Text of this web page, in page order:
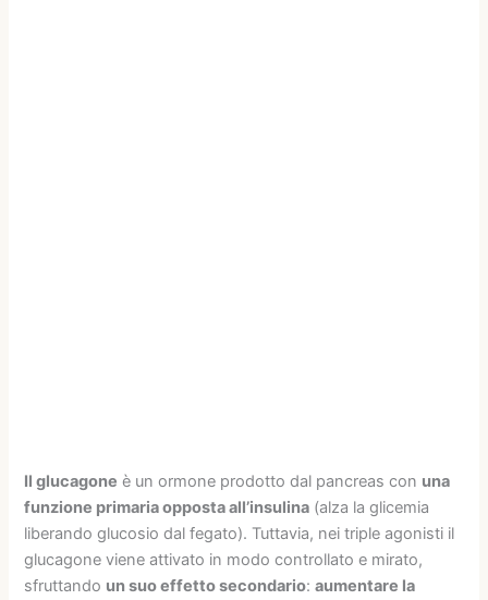
Il glucagone è un ormone prodotto dal pancreas con una
funzione primaria opposta all’insulina (alza la glicemia
liberando glucosio dal fegato). Tuttavia, nei triple agonisti il
glucagone viene attivato in modo controllato e mirato,
sfruttando un suo effetto secondario:aumentare la